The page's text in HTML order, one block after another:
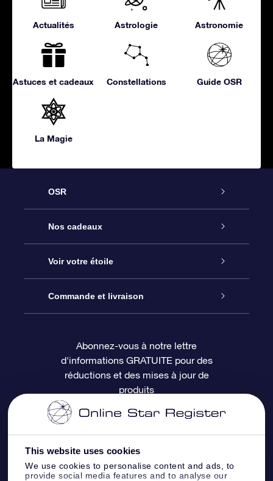
This website uses cookies
We use cookies to personalise content and ads, to
provide social media features and to analyse our
Actualités Astrologie Astronomie
Astuces et cadeaux Constellations Guide OSR
La Magie
OSR
Service
À propos de l’OSR
Nous contacter
Questions fréquemment posées
Revues
Nos cadeaux
Cadeau d’étoile en ligne
Coffret cadeau OSR
Carte cadeau OSR
Voir votre étoile
Registre des étoiles
Page d’accueil personnalisée
Appli Voler vers les étoiles
Commande et livraison
Informations de paiement
Informations d’expédition
Politique de retour
Constellations
Abonnez-vous à notre lettre
d'informations GRATUITE pour des
réductions et des mises à jour de
produits